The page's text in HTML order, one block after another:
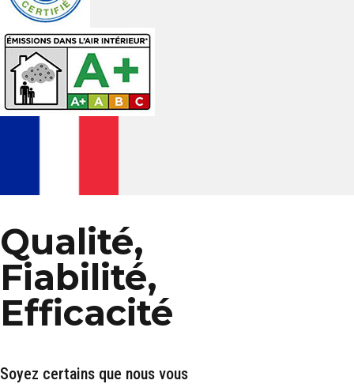
Qualité,
Fiabilité,
Efficacité
Soyez certains que nous vous